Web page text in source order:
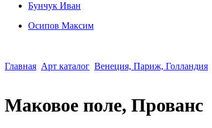
Бунчук Иван
Осипoв Максим
Главная Арт каталог Венеция, Париж, Голландия
Маковое поле, Прованс